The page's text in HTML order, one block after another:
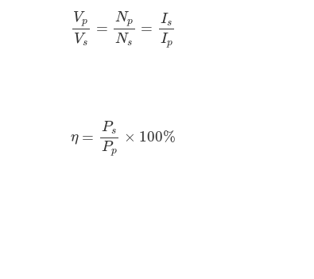
Vp
Vs
=
Np
Ns
=
Is
Ip
Vp Np Is
η =
Ps
Pp
× 100%
sP